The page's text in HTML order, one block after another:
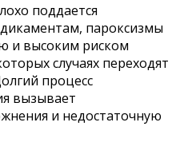
поддается
пароксизмы
и высоким риском
случаях переходят
процесс
вызывает
и недостаточную